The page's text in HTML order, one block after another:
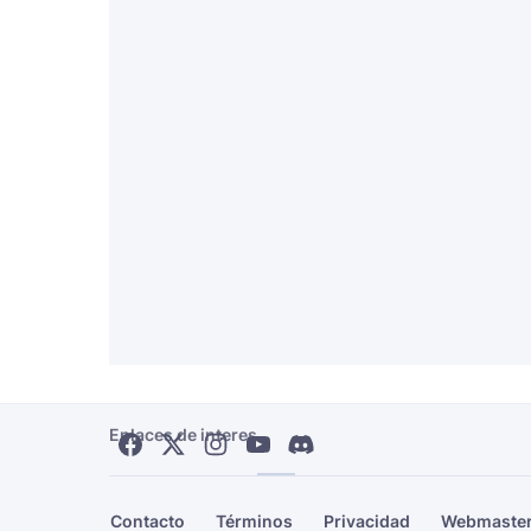
Enlaces de interes
Contacto Términos Privacidad